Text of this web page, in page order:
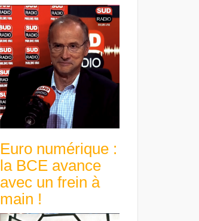
Euro numérique :
la BCE avance
avec un frein à
main !